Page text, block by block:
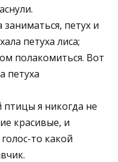
петух и
петуха лиса;
полакомиться. Вот
петуха
птицы я никогда не
красивые, и
то какой